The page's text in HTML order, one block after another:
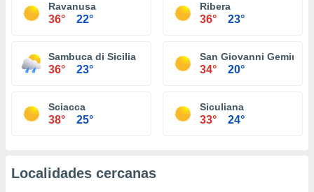
Ravanusa
36° 22°
Ribera
36° 23°
Sambuca di Sicilia
36° 23°
San Giovanni Gemini
34° 20°
Sciacca
38° 25°
Siculiana
33° 24°
Localidades cercanas